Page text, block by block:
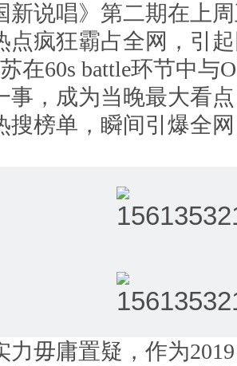
新说唱》第二期在上
点疯狂霸占全网，引
在60s battle环节中与
事，成为当晚最大看
搜榜单，瞬间引爆全
力毋庸置疑，作为